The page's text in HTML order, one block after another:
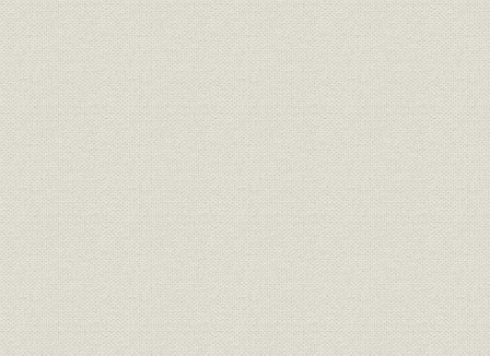
目黒工場の拡大と整備
目黒第2・第3工場の建設と経営
太平洋戦争と岡崎工場の入手
岡崎(久後崎・上六名)工場の操業
4. 太平洋戦争末期の万有製薬とペニシリンの開発
ペニシリンの登場
碧素(ペニシリン)委員会と万有製薬
目黒工場でのペニシリン開発